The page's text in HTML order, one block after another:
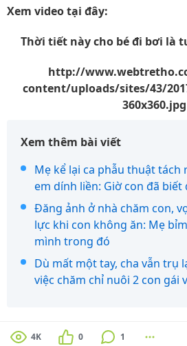
Xem video tại đây:
Thời tiết này cho bé đi bơi là
http://
content/uploads/sites/43/
360x360.jpg
Xem thêm bài viết
Mẹ kể lại ca phẫu thuật tách
em dính liền: Giờ con đã biết
Đăng ảnh ở nhà chăm con,
lực khi con không ăn: Mẹ
mình trong đó
Dù mất một tay, cha vẫn trụ
việc chăm chỉ nuôi 2 con gái
4K 0 1